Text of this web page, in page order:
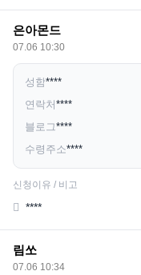
은아몬드
07.06 10:30
성함****
연락처 ****
블로그****
수령주소****
신청이유 / 비고
****
림쏘
07.06 10:34